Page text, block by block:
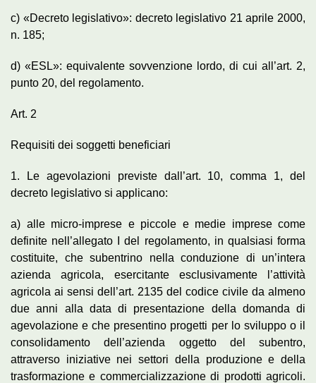
c) «Decreto legislativo»: decreto legislativo 21 aprile 2000,
n. 185;
d) «ESL»: equivalente sovvenzione lordo, di cui all’art. 2,
punto 20, del regolamento.
Art. 2
Requisiti dei soggetti beneficiari
1. Le agevolazioni previste dall’art. 10, comma 1, del
decreto legislativo si applicano:
a) alle micro-imprese e piccole e medie imprese come
definite nell’allegato I del regolamento, in qualsiasi forma
costituite, che subentrino nella conduzione di un’intera
azienda agricola, esercitante esclusivamente l’attività
agricola ai sensi dell’art. 2135 del codice civile da almeno
due anni alla data di presentazione della domanda di
agevolazione e che presentino progetti per lo sviluppo o il
consolidamento dell’azienda oggetto del subentro,
attraverso iniziative nei settori della produzione e della
trasformazione e commercializzazione di prodotti agricoli.